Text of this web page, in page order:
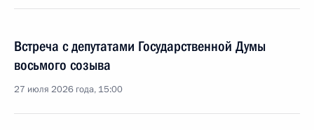
Встреча с депутатами Государственной Думы
восьмого созыва
27 июля 2026 года, 15:00